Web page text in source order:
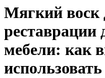
Мягкий воск
реставрации
мебели: как
использовать